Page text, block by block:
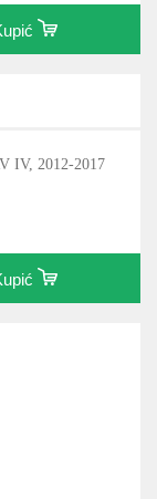
IV, 2012-2017